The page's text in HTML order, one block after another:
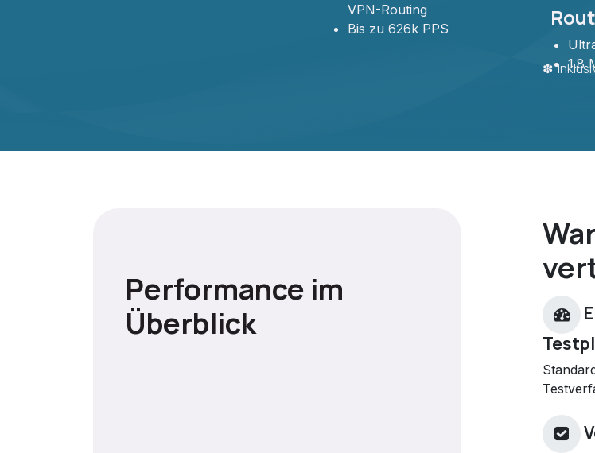
VPN-Routing
Bis zu 626k PPS
1.8
✽
Performance im
Überblick